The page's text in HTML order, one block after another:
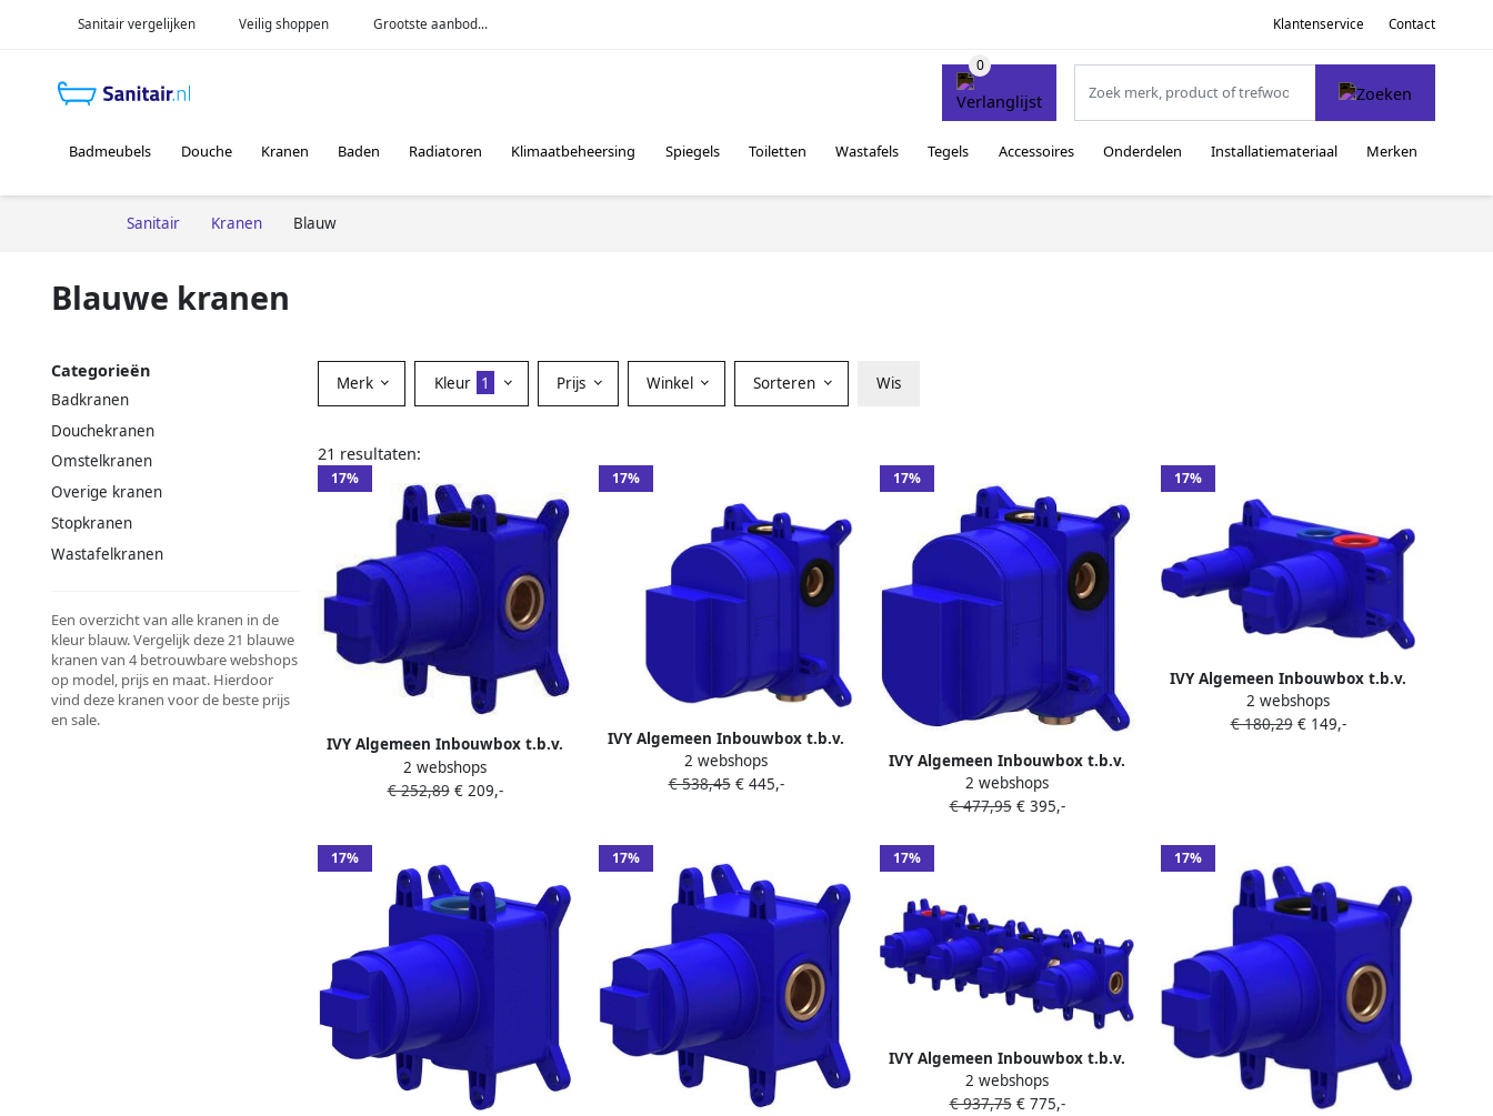
Sanitair vergelijken Veilig shoppen Grootste aanbod... Klantenservice Contact
Badmeubels Douche Kranen Baden Radiatoren Klimaatbeheersing Spiegels Toiletten Wastafels Tegels Accessoires Onderdelen Installatiemateriaal Merken
Sanitair Kranen Blauw
Blauwe kranen
Categorieën
Badkranen
Douchekranen
Omstelkranen
Overige kranen
Stopkranen
Wastafelkranen
Een overzicht van alle kranen in de
kleur blauw. Vergelijk deze 21 blauwe
kranen van 4 betrouwbare webshops
op model, prijs en maat. Hierdoor
vind deze kranen voor de beste prijs
en sale.
Merk Kleur 1 Prijs Winkel Sorteren Wis
21 resultaten:
17%
IVY Algemeen Inbouwbox t.b.v.
inbouw 3-weg stop-omstel
symmetry Donker blauw
2 webshops
€ 252,89€ 209,-
17%
IVY Algemeen Inbouwbox t.b.v.
inbouw thermostaat met 1
stopkraan Donker blauw
2 webshops
€ 538,45€ 445,-
17%
IVY Algemeen Inbouwbox t.b.v.
thermostaat met 3-weg omstel
Donker blauw
2 webshops
€ 477,95€ 395,-
17%
IVY Algemeen Inbouwbox t.b.v.
eenhendel wastafelmengkraan 2-
gats wandmontage uitloop links
2 webshops
€ 180,29€ 149,-
17% 17% 17%
IVY Algemeen Inbouwbox t.b.v.
inbouw thermostaat met 3
stopkranen symmetry Donker
2 webshops
€ 937,75€ 775,-
17%